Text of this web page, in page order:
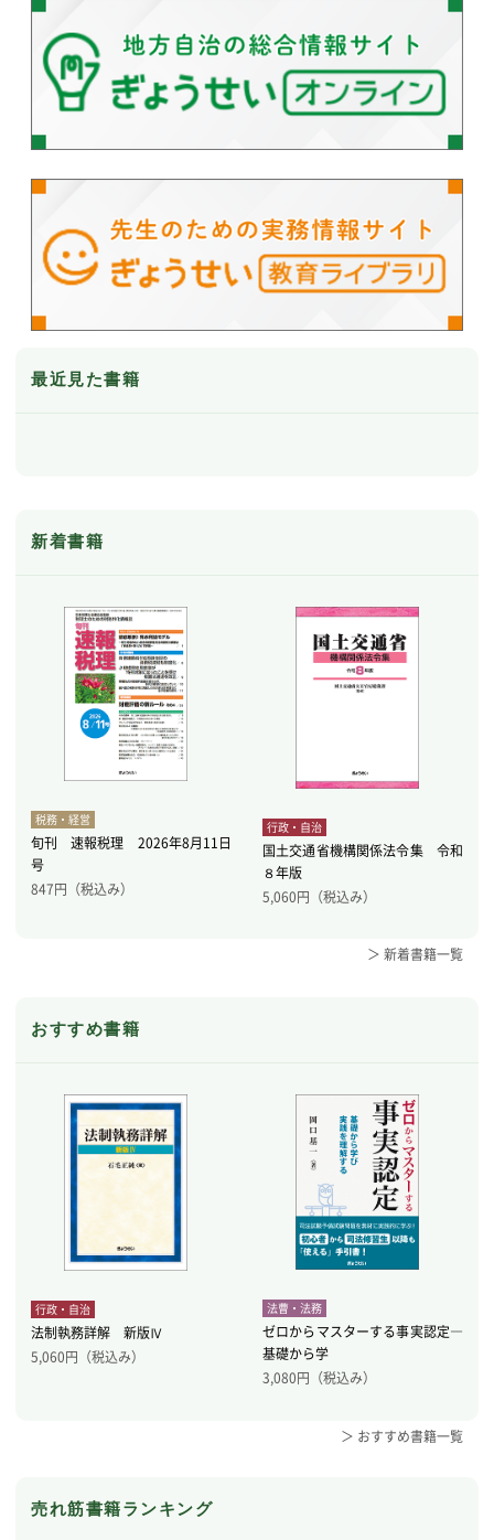
最近見た書籍
新着書籍
税務・経営
旬刊 速報税理 2026年8月11日
号
847円（税込み）
行政・自治
国土交通省機構関係法令集 令和
８年版
5,060円（税込み）
＞ 新着書籍一覧
おすすめ書籍
行政・自治
法制執務詳解 新版Ⅳ
5,060円（税込み）
法曹・法務
ゼロからマスターする事実認定―
基礎から学
3,080円（税込み）
＞ おすすめ書籍一覧
売れ筋書籍ランキング